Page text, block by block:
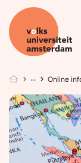
Online